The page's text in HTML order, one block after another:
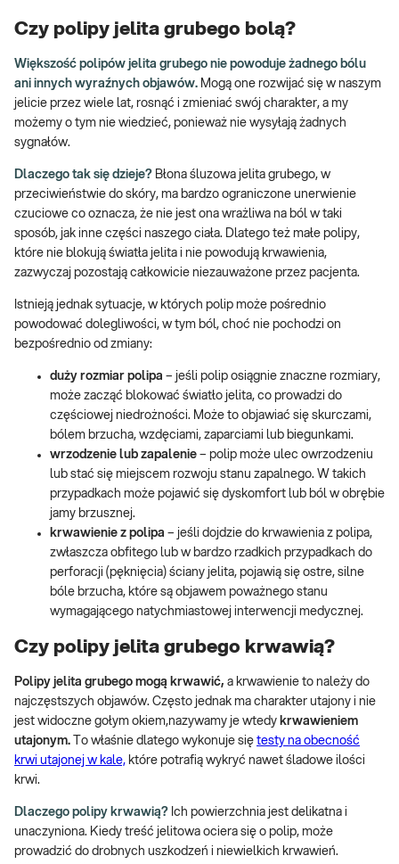
Czy polipy jelita grubego bolą?
Większość polipów jelita grubego nie powoduje żadnego bólu
ani innych wyraźnych objawów. Mogą one rozwijać się w naszym
jelicie przez wiele lat, rosnąć i zmieniać swój charakter, a my
możemy o tym nie wiedzieć, ponieważ nie wysyłają żadnych
sygnałów.
Dlaczego tak się dzieje? Błona śluzowa jelita grubego, w
przeciwieństwie do skóry, ma bardzo ograniczone unerwienie
czuciowe co oznacza, że nie jest ona wrażliwa na ból w taki
sposób, jak inne części naszego ciała. Dlatego też małe polipy,
które nie blokują światła jelita i nie powodują krwawienia,
zazwyczaj pozostają całkowicie niezauważone przez pacjenta.
Istnieją jednak sytuacje, w których polip może pośrednio
powodować dolegliwości, w tym ból, choć nie pochodzi on
bezpośrednio od zmiany:
duży rozmiar polipa – jeśli polip osiągnie znaczne rozmiary,
może zacząć blokować światło jelita, co prowadzi do
częściowej niedrożności. Może to objawiać się skurczami,
bólem brzucha, wzdęciami, zaparciami lub biegunkami.
wrzodzenie lub zapalenie – polip może ulec owrzodzeniu
lub stać się miejscem rozwoju stanu zapalnego. W takich
przypadkach może pojawić się dyskomfort lub ból w obrębie
jamy brzusznej.
krwawienie z polipa – jeśli dojdzie do krwawienia z polipa,
zwłaszcza obfitego lub w bardzo rzadkich przypadkach do
perforacji (pęknięcia) ściany jelita, pojawią się ostre, silne
bóle brzucha, które są objawem poważnego stanu
wymagającego natychmiastowej interwencji medycznej.
Czy polipy jelita grubego krwawią?
Polipy jelita grubego mogą krwawić, a krwawienie to należy do
najczęstszych objawów. Często jednak ma charakter utajony i nie
jest widoczne gołym okiem,nazywamy je wtedy krwawieniem
utajonym. To właśnie dlatego wykonuje się testy na obecność
krwi utajonej w kale, które potrafią wykryć nawet śladowe ilości
krwi.
Dlaczego polipy krwawią? Ich powierzchnia jest delikatna i
unaczyniona. Kiedy treść jelitowa ociera się o polip, może
prowadzić do drobnych uszkodzeń i niewielkich krwawień.